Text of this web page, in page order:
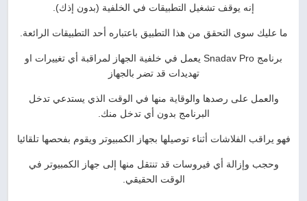
إنه يوقف تشغيل التطبيقات في الخلفية (بدون إذك).
ما عليك سوى التحقق من هذا التطبيق باعتباره أحد التطبيقات الرائعة.
برنامج Snadav Pro يعمل في خلفية الجهاز لمراقبة أي تغييرات او
تهديدات قد تضر بالجهاز
والعمل على رصدها والوقاية منها في الوقت الذي يستدعي تدخل
البرنامج بدون أي تدخل منك.
فهو يراقب الفلاشات أثناء توصيلها بجهاز الكمبيوتر ويقوم بفحصها تلقائيا
وحجب وإزالة أي فيروسات قد تنتقل منها إلى جهاز الكمبيوتر في
الوقت الحقيقي.